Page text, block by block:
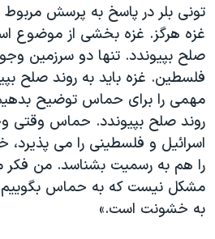
سفر پرزیدنت ترامپ به چین
تونی بلر در پاسخ به پرسش مربوط
غزه هرگز. غزه بخشی از موضوع
صلح بپيوندد. تنها دو سرزمين
فلسطين. غزه بايد به روند صلح
مهمی را برای حماس توضيح
روند صلح بپيوندد. حماس وقتی
اسرائيل و فلسطينی را می
را هم به رسميت بشناسد. من فکر
مشکل نيست که به حماس بگوييم
به خشونت است.»